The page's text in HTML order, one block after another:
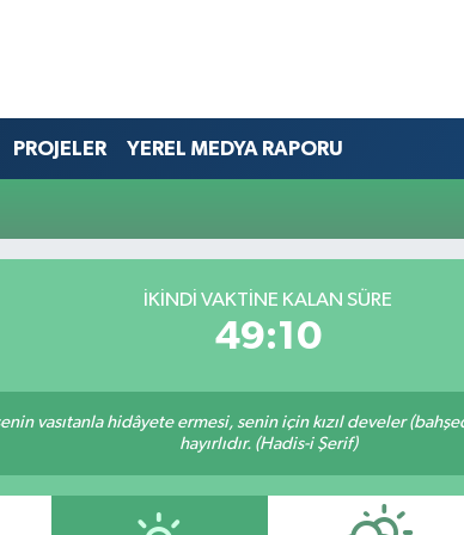
PROJELER YEREL MEDYA RAPORU
İKINDI VAKTİNE KALAN SÜRE
49:10
vasıtanla hidâyete ermesi, senin için kızıl develer
hayırlıdır. (Hadis-i Şerif)